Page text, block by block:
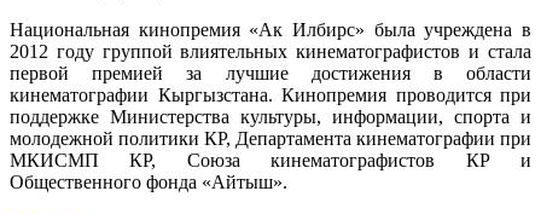
Национальная кинопремия «Ак Илбирс» была учреждена в
2012 году группой влиятельных кинематографистов и стала
первой премией за лучшие достижения в области
кинематографии Кыргызстана. Кинопремия проводится при
поддержке Министерства культуры, информации, спорта и
молодежной политики КР, Департамента кинематографии при
МКИСМП КР, Союза кинематографистов КР и
Общественного фонда «Айтыш».